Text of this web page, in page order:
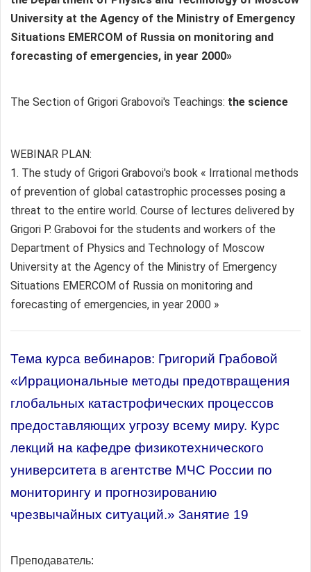
University at the Agency of the Ministry of Emergency
Situations EMERCOM of Russia on monitoring and
forecasting of emergencies, in year 2000»
The Section of Grigori Grabovoi's Teachings: the science
WEBINAR PLAN:
1. The study of Grigori Grabovoi's book « Irrational methods
of prevention of global catastrophic processes posing a
threat to the entire world. Course of lectures delivered by
Grigori P. Grabovoi for the students and workers of the
Department of Physics and Technology of Moscow
University at the Agency of the Ministry of Emergency
Situations EMERCOM of Russia on monitoring and
forecasting of emergencies, in year 2000 »
Тема курса вебинаров: Григорий Грабовой
«Иррациональные методы предотвращения
глобальных катастрофических процессов
предоставляющих угрозу всему миру. Курс
лекций на кафедре физикотехнического
университета в агентстве МЧС России по
мониторингу и прогнозированию
чрезвычайных ситуаций.» Занятие 19
Преподаватель: